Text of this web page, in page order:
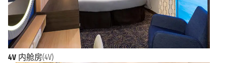
4V 内舱房(4V)